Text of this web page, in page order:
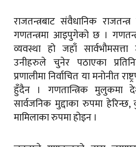
राजतन्त्रबाट संवैधानिक
गणतन्त्रमा आइपुगेको छ ।
व्यवस्था हो जहाँ
उनीहरुले चुनेर पठाएका
प्रणालीमा निर्वाचित या मनोनीत
हुँदैन । गणतान्त्रिक मुलुकमा
सार्वजनिक मुद्दाका रुपमा
मामिलाका रुपमा होइन ।